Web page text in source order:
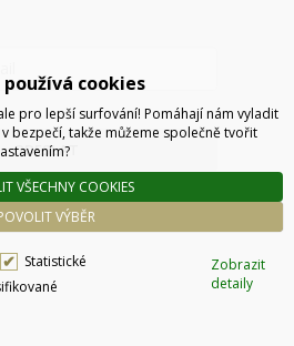
ODESLAT
cookies
pro lepší surfování! Pomáhají nám vyladit
bezpečí, takže můžeme společně tvořit
POVOLIT VÝBĚR
VŠECHNY COOKIES
Statistické
Zobrazit
detaily